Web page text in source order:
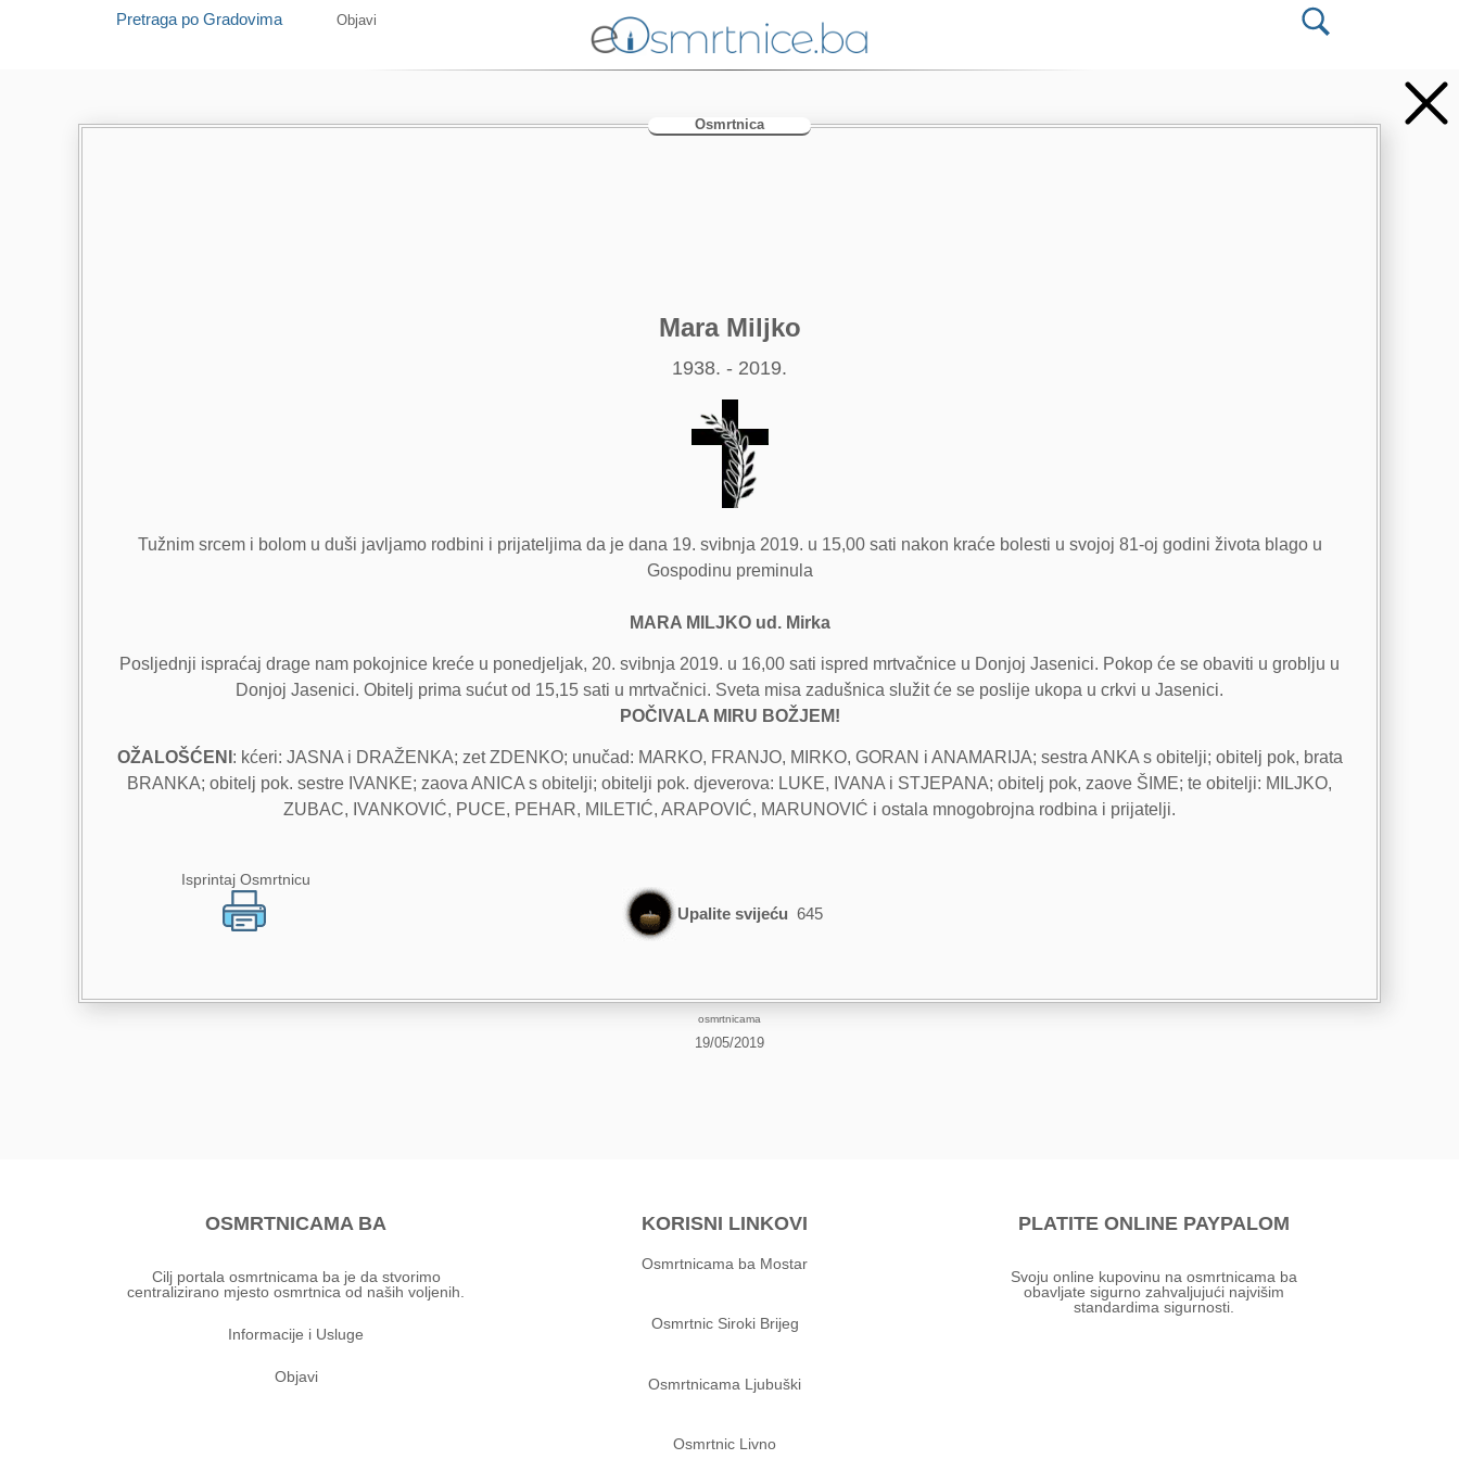
Pretraga po Gradovima Objavi
Osmrtnica
Mara Miljko
1938. - 2019.
Tužnim srcem i bolom u duši javljamo rodbini i prijateljima da je dana 19. svibnja 2019. u 15,00 sati nakon kraće bolesti u svojoj 81-oj godini života blago u
Gospodinu preminula
MARA MILJKO ud. Mirka
Posljednji ispraćaj drage nam pokojnice kreće u ponedjeljak, 20. svibnja 2019. u 16,00 sati ispred mrtvačnice u Donjoj Jasenici. Pokop će se obaviti u groblju u
Donjoj Jasenici. Obitelj prima sućut od 15,15 sati u mrtvačnici. Sveta misa zadušnica služit će se poslije ukopa u crkvi u Jasenici.
POČIVALA MIRU BOŽJEM!
OŽALOŠĆENI : kćeri: JASNA i DRAŽENKA; zet ZDENKO; unučad: MARKO, FRANJO, MIRKO, GORAN i ANAMARIJA; sestra ANKA s obitelji; obitelj pok, brata
BRANKA; obitelj pok. sestre IVANKE; zaova ANICA s obitelji; obitelji pok. djeverova: LUKE, IVANA i STJEPANA; obitelj pok, zaove ŠIME; te obitelji: MILJKO,
ZUBAC, IVANKOVIĆ, PUCE, PEHAR, MILETIĆ, ARAPOVIĆ, MARUNOVIĆ i ostala mnogobrojna rodbina i prijatelji.
Isprintaj Osmrtnicu
Upalite svijeću 645
osmrtnicama
19/05/2019
OSMRTNICAMA BA
Cilj portala osmrtnicama ba je da stvorimo
centralizirano mjesto osmrtnica od naših voljenih.
Informacije i Usluge
Objavi
KORISNI LINKOVI
Osmrtnicama ba Mostar
Osmrtnic Siroki Brijeg
Osmrtnicama Ljubuški
Osmrtnic Livno
PLATITE ONLINE PAYPALOM
Svoju online kupovinu na osmrtnicama ba
obavljate sigurno zahvaljujući najvišim
standardima sigurnosti.